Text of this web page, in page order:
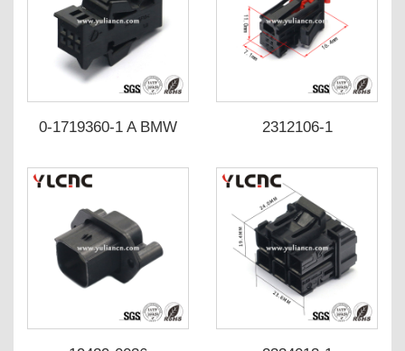
0-1719360-1 A BMW
2312106-1